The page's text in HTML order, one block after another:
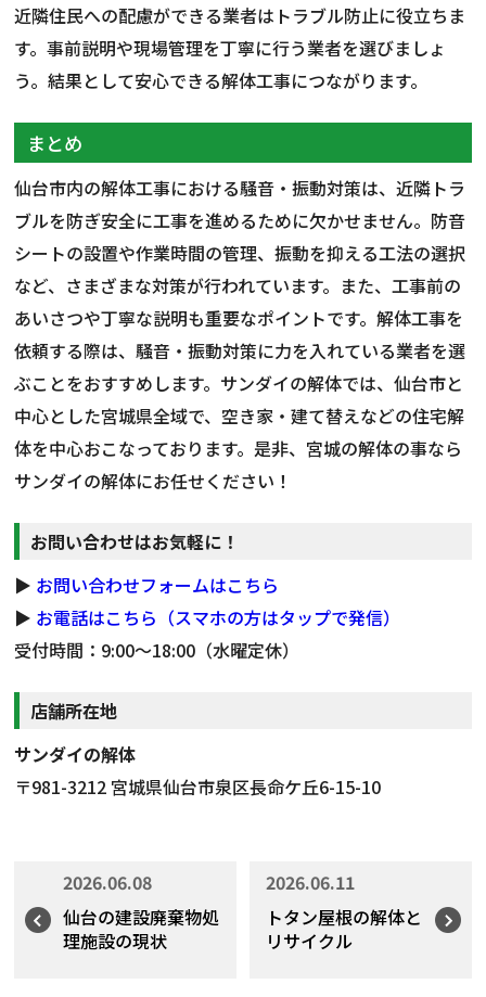
近隣住民への配慮ができる業者はトラブル防止に役立ちま
す。事前説明や現場管理を丁寧に行う業者を選びましょ
う。結果として安心できる解体工事につながります。
まとめ
仙台市内の解体工事における騒音・振動対策は、近隣トラ
ブルを防ぎ安全に工事を進めるために欠かせません。防音
シートの設置や作業時間の管理、振動を抑える工法の選択
など、さまざまな対策が行われています。また、工事前の
あいさつや丁寧な説明も重要なポイントです。解体工事を
依頼する際は、騒音・振動対策に力を入れている業者を選
ぶことをおすすめします。サンダイの解体では、仙台市と
中心とした宮城県全域で、空き家・建て替えなどの住宅解
体を中心おこなっております。是非、宮城の解体の事なら
サンダイの解体にお任せください！
お問い合わせはお気軽に！
▶ お問い合わせフォームはこちら
▶ お電話はこちら（スマホの方はタップで発信）
受付時間：9:00～18:00（水曜定休）
店舗所在地
サンダイの解体
〒981-3212 宮城県仙台市泉区長命ケ丘6-15-10
2026.06.08
仙台の建設廃棄物処
理施設の現状
2026.06.11
トタン屋根の解体と
リサイクル